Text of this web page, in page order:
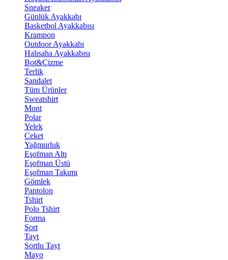
Sneaker
Günlük Ayakkabı
Basketbol Ayakkabısı
Krampon
Outdoor Ayakkabı
Halısaha Ayakkabısı
Bot&Çizme
Terlik
Sandalet
Tüm Ürünler
Sweatshirt
Mont
Polar
Yelek
Ceket
Yağmurluk
Eşofman Altı
Eşofman Üstü
Eşofman Takımı
Gömlek
Pantolon
Tshirt
Polo Tshirt
Forma
Şort
Tayt
Şortlu Tayt
Mayo